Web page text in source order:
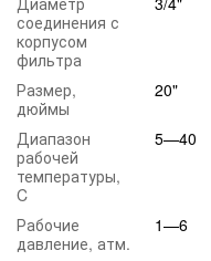
Максимальний
Універсальність.
Простота конструкції.
Властивості: :
Рейтинг фільтрації:
Робочий тиск:
Діаметр підключення:
соединения с
корпусом
фильтра
Размер,
дюймы
20"
Диапазон
рабочей
температуры,
C
5—40
Рабочие
давление, атм.
1—6